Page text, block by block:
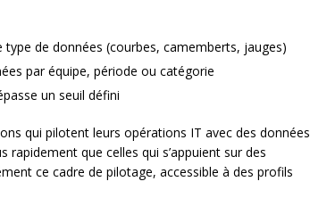
de données (courbes, camemberts, jauges)
par équipe, période ou catégorie
un seuil défini
qui pilotent leurs opérations IT avec des données
que celles qui s’appuient sur des
ce cadre de pilotage, accessible à des profils